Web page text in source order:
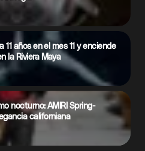
11 años en el mes 11 y enciende
la Riviera Maya
nocturno: AMIRI Spring-
californiana